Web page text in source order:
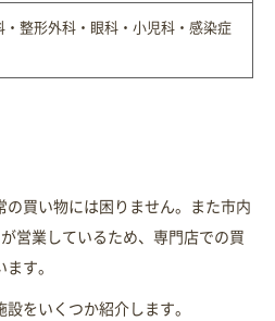
整形外科・眼科・小児科・感染症
買い物には困りません。また市内
営業しているため、専門店での買
す。
をいくつか紹介します。